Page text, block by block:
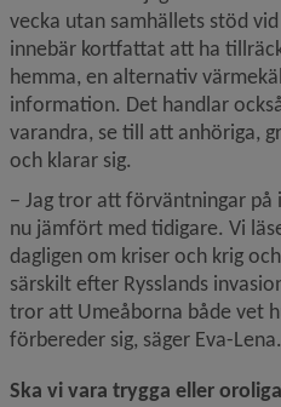
vecka utan samhällets stöd
innebär kortfattat att ha
hemma, en alternativ
information. Det handlar
varandra, se till att anhöriga,
och klarar sig.
− Jag tror att förväntningar på
nu jämfört med tidigare. Vi
dagligen om kriser och krig
särskilt efter Rysslands
tror att Umeåborna både vet
förbereder sig, säger Eva-Lena.
Ska vi vara trygga eller